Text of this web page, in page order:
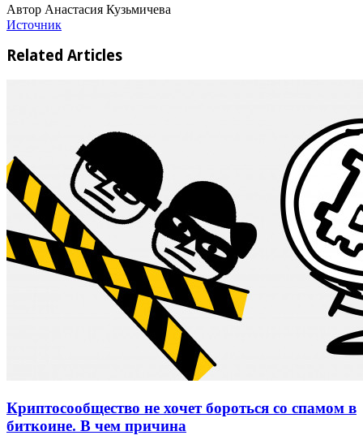
Автор Анастасия Кузьмичева
Источник
Related Articles
Криптосообщество не хочет бороться со спамом в
биткоине. В чем причина